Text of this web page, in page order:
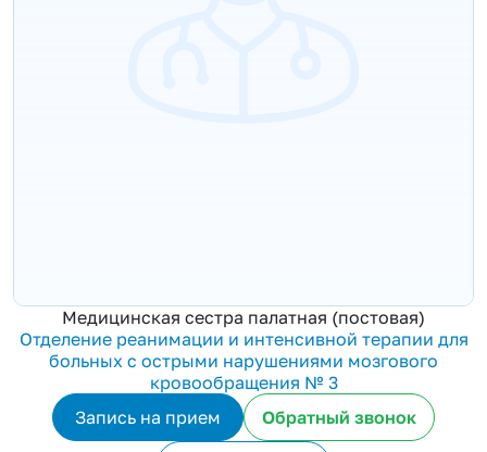
Медицинская сестра палатная (постовая)
Отделение реанимации и интенсивной терапии для
больных с острыми нарушениями мозгового
кровообращения № 3
Запись на прием
Обратный звонок